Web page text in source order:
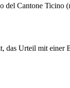
del Cantone Ticino
das Urteil mit einer